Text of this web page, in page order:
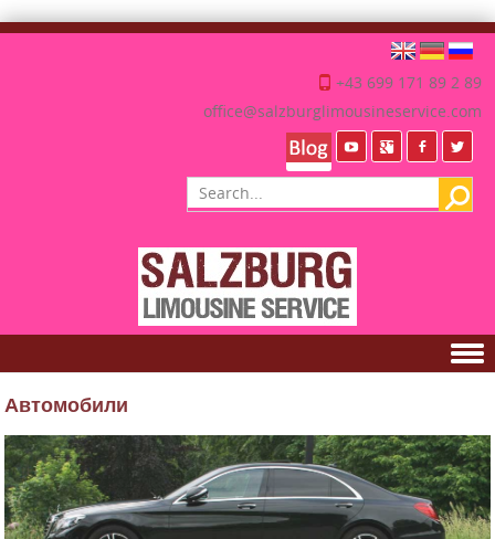
+43 699 171 89 2 89
office@salzburglimousineservice.com
Автомобили